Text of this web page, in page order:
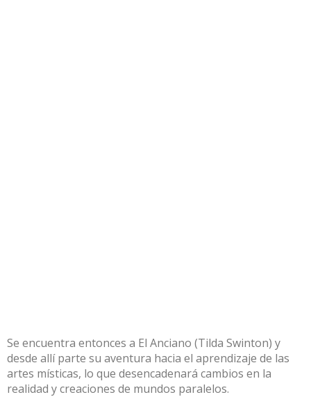
Se encuentra entonces a El Anciano (Tilda Swinton) y
desde allí parte su aventura hacia el aprendizaje de las
artes místicas, lo que desencadenará cambios en la
realidad y creaciones de mundos paralelos.